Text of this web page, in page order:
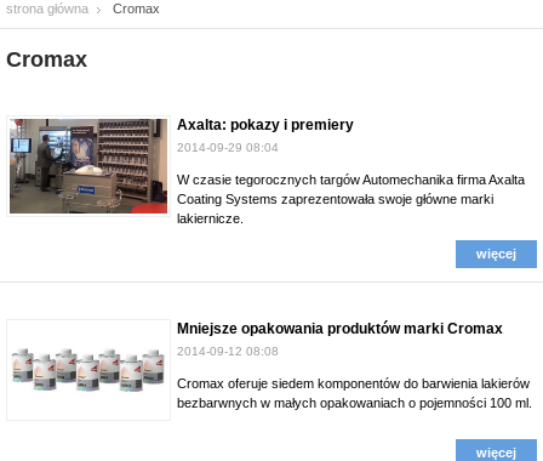
strona główna Cromax
Cromax
Axalta: pokazy i premiery
2014-09-29 08:04
W czasie tegorocznych targów Automechanika firma Axalta
Coating Systems zaprezentowała swoje główne marki
lakiernicze.
więcej
Mniejsze opakowania produktów marki Cromax
2014-09-12 08:08
Cromax oferuje siedem komponentów do barwienia lakierów
bezbarwnych w małych opakowaniach o pojemności 100 ml.
więcej